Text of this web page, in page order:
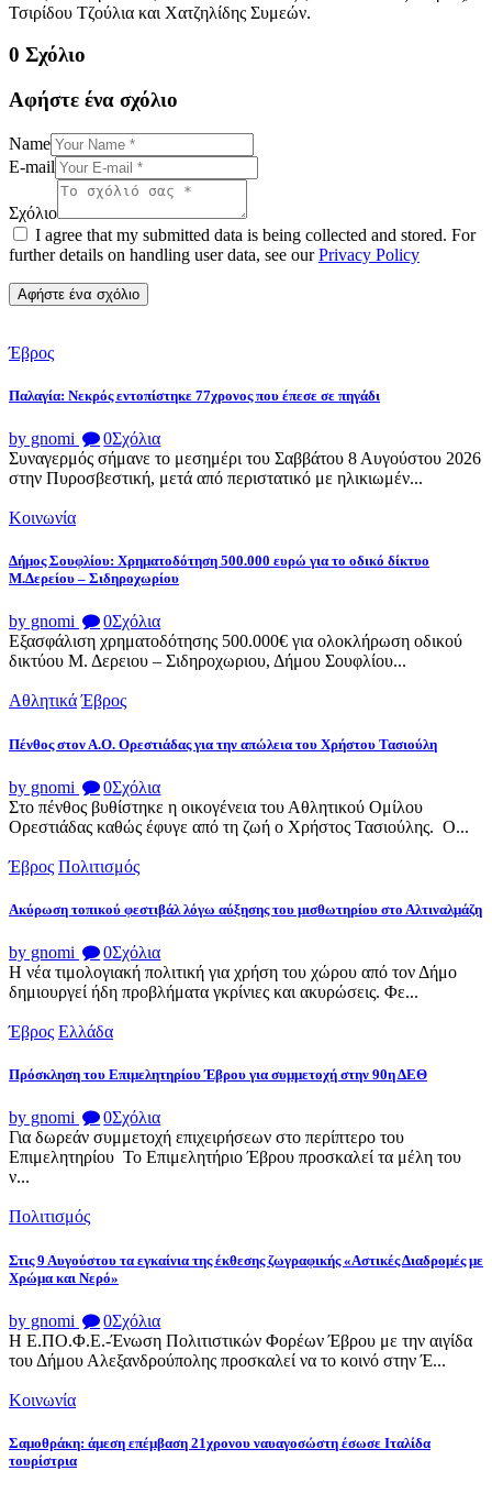
Τσιρίδου Τζούλια και Χατζηλίδης Συμεών.
0 Σχόλιο
Αφήστε ένα σχόλιο
Name
E-mail
Σχόλιο
I agree that my submitted data is being collected and stored. For
further details on handling user data, see ourPrivacy Policy
Έβρος
Παλαγία: Νεκρός εντοπίστηκε 77χρονος που έπεσε σε πηγάδι
by gnomi 0Σχόλια
Συναγερμός σήμανε το μεσημέρι του Σαββάτου 8 Αυγούστου 2026
στην Πυροσβεστική, μετά από περιστατικό με ηλικιωμέν...
Κοινωνία
Δήμος Σουφλίου: Χρηματοδότηση 500.000 ευρώ για το οδικό δίκτυο
Μ.Δερείου – Σιδηροχωρίου
by gnomi 0Σχόλια
Εξασφάλιση χρηματοδότησης 500.000€ για ολοκλήρωση οδικού
δικτύου Μ. Δερειου – Σιδηροχωριου, Δήμου Σουφλίου...
Αθλητικά Έβρος
Πένθος στον Α.Ο. Ορεστιάδας για την απώλεια του Χρήστου Τασιούλη
by gnomi 0Σχόλια
Στο πένθος βυθίστηκε η οικογένεια του Αθλητικού Ομίλου
Ορεστιάδας καθώς έφυγε από τη ζωή ο Χρήστος Τασιούλης. Ο...
Έβρος Πολιτισμός
Ακύρωση τοπικού φεστιβάλ λόγω αύξησης του μισθωτηρίου στο Αλτιναλμάζη
by gnomi 0Σχόλια
Η νέα τιμολογιακή πολιτική για χρήση του χώρου από τον Δήμο
δημιουργεί ήδη προβλήματα γκρίνιες και ακυρώσεις. Φε...
Έβρος Ελλάδα
Πρόσκληση του Επιμελητηρίου Έβρου για συμμετοχή στην 90η ΔΕΘ
by gnomi 0Σχόλια
Για δωρεάν συμμετοχή επιχειρήσεων στο περίπτερο του
Επιμελητηρίου Το Επιμελητήριο Έβρου προσκαλεί τα μέλη του
ν...
Πολιτισμός
Στις 9 Αυγούστου τα εγκαίνια της έκθεσης ζωγραφικής «Αστικές Διαδρομές με
Χρώμα και Νερό»
by gnomi 0Σχόλια
Η Ε.ΠΟ.Φ.Ε.-Ένωση Πολιτιστικών Φορέων Έβρου με την αιγίδα
του Δήμου Αλεξανδρούπολης προσκαλεί να το κοινό στην Έ...
Κοινωνία
Σαμοθράκη: άμεση επέμβαση 21χρονου ναυαγοσώστη έσωσε Ιταλίδα
τουρίστρια